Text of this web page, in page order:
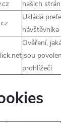
našich
Ukládá
návštěvníka
Ověření,
jsou
prohlížeči